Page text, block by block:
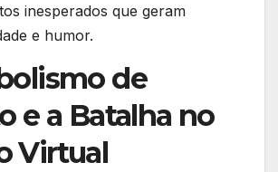
inesperados que geram
e humor.
de
e a Batalha no
Virtual